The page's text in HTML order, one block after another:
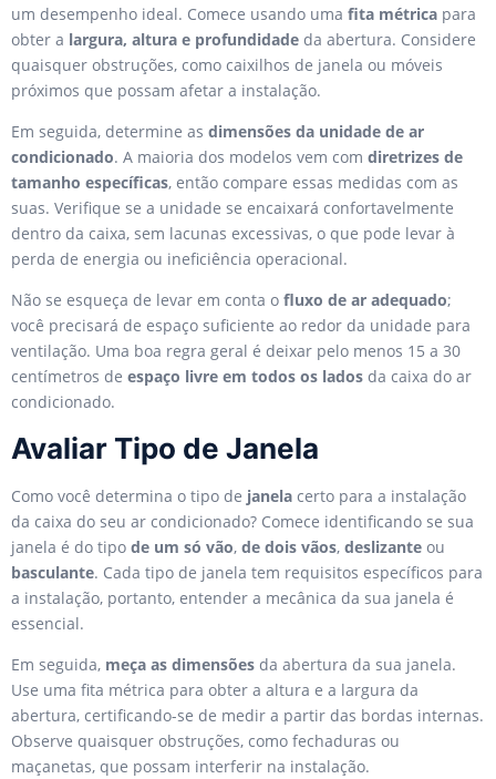
um desempenho ideal. Comece usando uma fita métrica para
obter a largura, altura e profundidade da abertura. Considere
quaisquer obstruções, como caixilhos de janela ou móveis
próximos que possam afetar a instalação.
Em seguida, determine as dimensões da unidade de ar
condicionado. A maioria dos modelos vem com diretrizes de
tamanho específicas, então compare essas medidas com as
suas. Verifique se a unidade se encaixará confortavelmente
dentro da caixa, sem lacunas excessivas, o que pode levar à
perda de energia ou ineficiência operacional.
Não se esqueça de levar em conta o fluxo de ar adequado;
você precisará de espaço suficiente ao redor da unidade para
ventilação. Uma boa regra geral é deixar pelo menos 15 a 30
centímetros de espaço livre em todos os lados da caixa do ar
condicionado.
Avaliar Tipo de Janela
Como você determina o tipo de janela certo para a instalação
da caixa do seu ar condicionado? Comece identificando se sua
janela é do tipo de um só vão, de dois vãos, deslizante ou
basculante. Cada tipo de janela tem requisitos específicos para
a instalação, portanto, entender a mecânica da sua janela é
essencial.
Em seguida, meça as dimensões da abertura da sua janela.
Use uma fita métrica para obter a altura e a largura da
abertura, certificando-se de medir a partir das bordas internas.
Observe quaisquer obstruções, como fechaduras ou
maçanetas, que possam interferir na instalação.